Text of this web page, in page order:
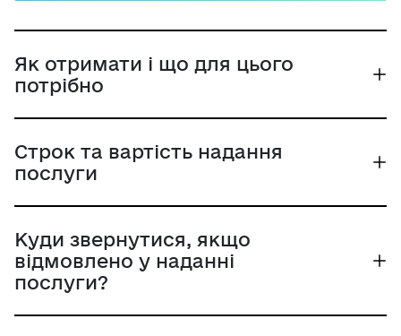
до Державної податкової служби України, заяву
про внесення змін до відомостей, що містяться в
Єдиному реєстрі обладнання.
Як отримати і що для цього
потрібно
Строк та вартість надання
послуги
Куди звернутися, якщо
відмовлено у наданні
послуги?